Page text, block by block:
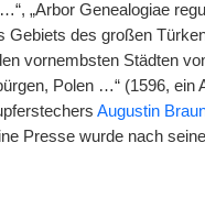
„Arbor Genealogiae
des großen
vornembsten Städten
Polen …“ (1596,
Augustin
Presse wurde nach